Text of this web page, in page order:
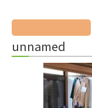
unnamed